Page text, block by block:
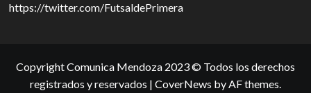
https://twitter.com/FutsaldePrimera
Copyright Comunica Mendoza 2023 © Todos los derechos
registrados y reservados | CoverNews by AF themes.